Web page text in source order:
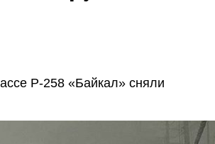
Р-258 «Байкал» сняли